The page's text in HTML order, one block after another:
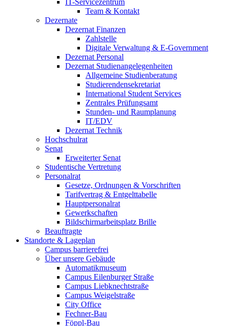
IT-Servicezentrum
Team & Kontakt
Dezernate
Dezernat Finanzen
Zahlstelle
Digitale Verwaltung & E-Government
Dezernat Personal
Dezernat Studienangelegenheiten
Allgemeine Studienberatung
Studierendensekretariat
International Student Services
Zentrales Prüfungsamt
Stunden- und Raumplanung
IT/EDV
Dezernat Technik
Hochschulrat
Senat
Erweiterter Senat
Studentische Vertretung
Personalrat
Gesetze, Ordnungen & Vorschriften
Tarifvertrag & Entgelttabelle
Hauptpersonalrat
Gewerkschaften
Bildschirmarbeitsplatz Brille
Beauftragte
Standorte & Lageplan
Campus barrierefrei
Über unsere Gebäude
Automatikmuseum
Campus Eilenburger Straße
Campus Liebknechtstraße
Campus Weigelstraße
City Office
Fechner-Bau
Föppl-Bau